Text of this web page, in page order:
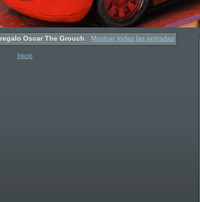
regalo Oscar The Grouch. Mostrar todas las entradas
Inicio